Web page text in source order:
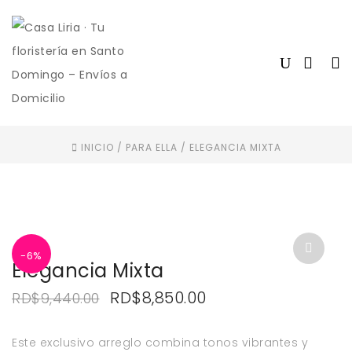
INICIO / PARA ELLA / ELEGANCIA MIXTA
-6%
Elegancia Mixta
RD$9,440.00 El
original
RD$8,850.00
actual
Este exclusivo arreglo combina tonos vibrantes y